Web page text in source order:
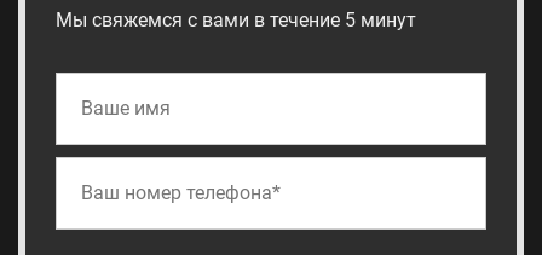
Мы свяжемся с вами в течение 5 минут